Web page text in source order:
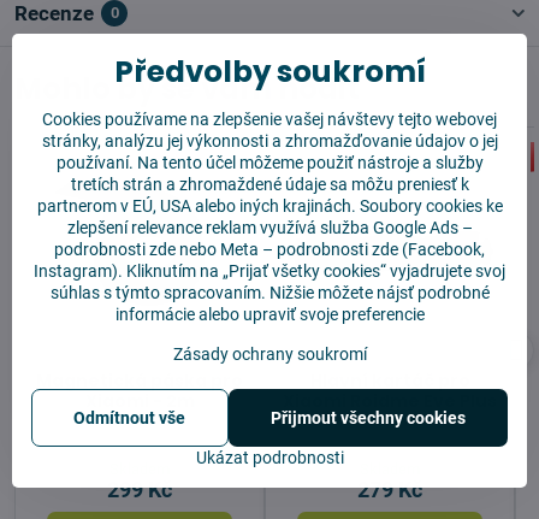
Recenze 0
Mohlo by se vám hodit
299 Kč 279 Kč
Předvolby soukromí
Cookies používame na zlepšenie vašej návštevy tejto webovej
stránky, analýzu jej výkonnosti a zhromažďovanie údajov o jej
používaní. Na tento účel môžeme použiť nástroje a služby
tretích strán a zhromaždené údaje sa môžu preniesť k
partnerom v EÚ, USA alebo iných krajinách. Soubory cookies ke
zlepšení relevance reklam využívá služba Google Ads –
podrobnosti zde nebo Meta – podrobnosti zde (Facebook,
Instagram). Kliknutím na „Prijať všetky cookies“ vyjadrujete svoj
súhlas s týmto spracovaním. Nižšie môžete nájsť podrobné
informácie alebo upraviť svoje preferencie
Zásady ochrany soukromí
Ukázat podrobnosti
Přijmout všechny cookies
Odmítnout vše